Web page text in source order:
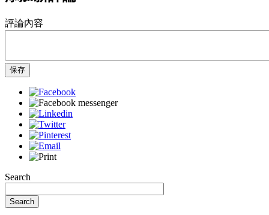
評論內容
保存
Search
Search